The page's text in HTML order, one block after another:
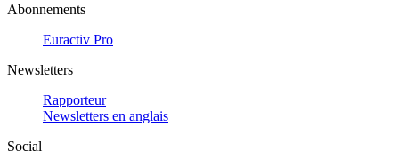
Abonnements
Euractiv Pro
Newsletters
Rapporteur
Newsletters en anglais
Social